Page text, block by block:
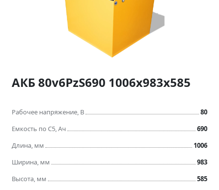
info@signalenergy.ru
АКБ 80v6PzS690 1006x983x585
Рабочее напряжение, В
80
Емкость по C5, Ач
690
Длина, мм
1006
Ширина, мм
983
Высота, мм
585